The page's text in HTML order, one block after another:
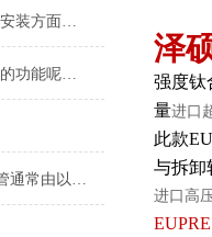
以下便是高压安全阀在安装方面的要求
超高压压力表具有怎样的功能呢？不妨看看下文
德国SPIRSTAR高压软管通常由以下几个主要部分组成
泽
强度钛
量进口
此款
与拆卸
进口高